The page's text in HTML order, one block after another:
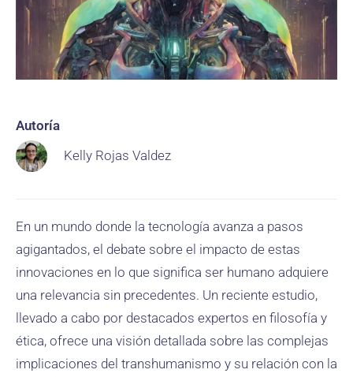
Autoría
Kelly Rojas Valdez
En un mundo donde la tecnología avanza a pasos
agigantados, el debate sobre el impacto de estas
innovaciones en lo que significa ser humano adquiere
una relevancia sin precedentes. Un reciente estudio,
llevado a cabo por destacados expertos en filosofía y
ética, ofrece una visión detallada sobre las complejas
implicaciones del transhumanismo y su relación con la